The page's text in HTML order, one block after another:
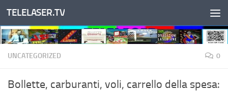
Salta al contenuto
TELELASER.TV
UNCATEGORIZED 0
Bollette, carburanti, voli, carrello della spesa: